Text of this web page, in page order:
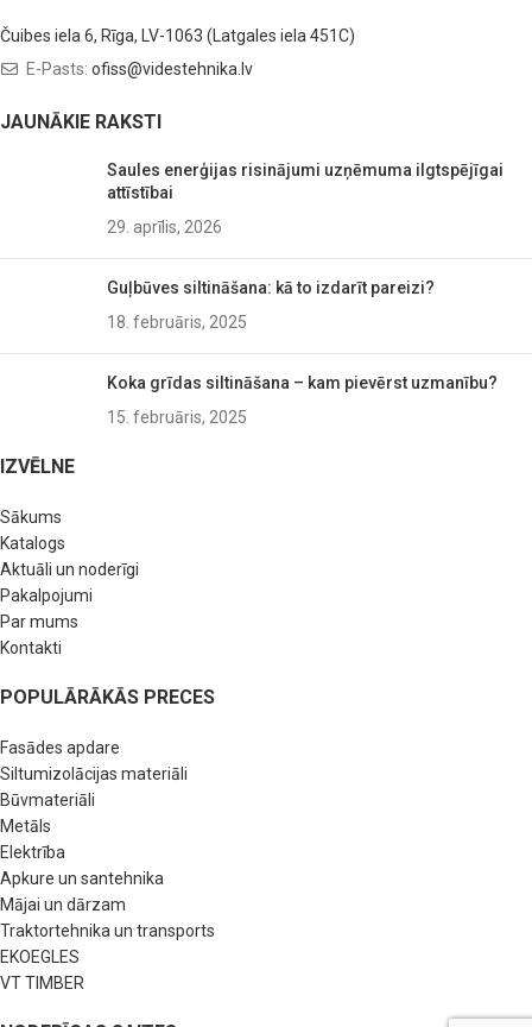
Čuibes iela 6, Rīga, LV-1063 (Latgales iela 451C)
E-Pasts: ofiss@videstehnika.lv
JAUNĀKIE RAKSTI
Saules enerģijas risinājumi uzņēmuma ilgtspējīgai
attīstībai
29. aprīlis, 2026
Guļbūves siltināšana: kā to izdarīt pareizi?
18. februāris, 2025
Koka grīdas siltināšana – kam pievērst uzmanību?
15. februāris, 2025
IZVĒLNE
Sākums
Katalogs
Aktuāli un noderīgi
Pakalpojumi
Par mums
Kontakti
POPULĀRĀKĀS PRECES
Fasādes apdare
Siltumizolācijas materiāli
Būvmateriāli
Metāls
Elektrība
Apkure un santehnika
Mājai un dārzam
Traktortehnika un transports
EKOEGLES
VT TIMBER